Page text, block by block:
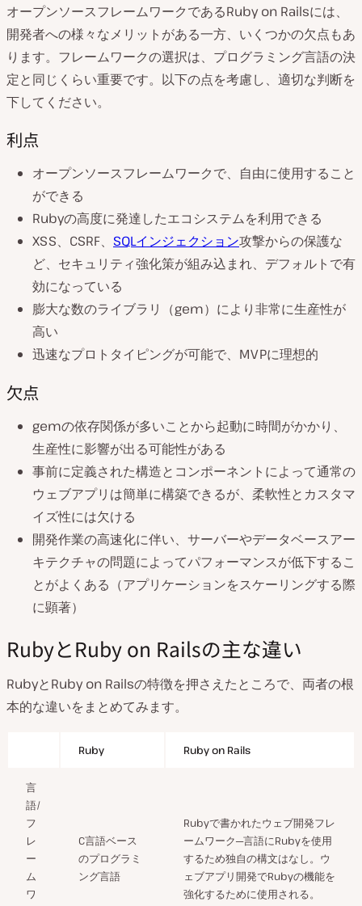
オープンソースフレームワークであるRuby on Railsには、
開発者への様々なメリットがある一方、いくつかの欠点もあ
ります。フレームワークの選択は、プログラミング言語の決
定と同じくらい重要です。以下の点を考慮し、適切な判断を
下してください。
利点
オープンソースフレームワークで、自由に使用すること
ができる
Rubyの高度に発達したエコシステムを利用できる
XSS、CSRF、 SQLインジェクション攻撃からの保護な
ど、セキュリティ強化策が組み込まれ、デフォルトで有
効になっている
膨大な数のライブラリ（gem）により非常に生産性が
高い
迅速なプロトタイピングが可能で、MVPに理想的
欠点
gemの依存関係が多いことから起動に時間がかかり、
生産性に影響が出る可能性がある
事前に定義された構造とコンポーネントによって通常の
ウェブアプリは簡単に構築できるが、柔軟性とカスタマ
イズ性には欠ける
開発作業の高速化に伴い、サーバーやデータベースアー
キテクチャの問題によってパフォーマンスが低下するこ
とがよくある（アプリケーションをスケーリングする際
に顕著）
RubyとRuby on Railsの主な違い
RubyとRuby on Railsの特徴を押さえたところで、両者の根
本的な違いをまとめてみます。
Ruby Ruby on Rails
言
語/
フ
レ
ー
ム
ワ
C言語ベース
のプログラミ
ング言語
Rubyで書かれたウェブ開発フレ
ームワーク─言語にRubyを使用
するため独自の構文はなし。ウ
ェブアプリ開発でRubyの機能を
強化するために使用される。